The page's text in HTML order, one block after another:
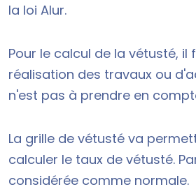
la loi Alur.
Pour le calcul de la vétusté,
réalisation des travaux ou
n'est pas à prendre en
La grille de vétusté va
calculer le taux de vétusté.
considérée comme normale.